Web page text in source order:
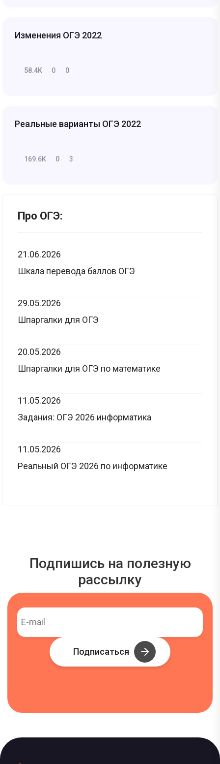
Изменения ОГЭ 2022
58.4K 0 0
Реальные варианты ОГЭ 2022
169.6K 0 3
Про ОГЭ:
21.06.2026
Шкала перевода баллов ОГЭ
29.05.2026
Шпаргалки для ОГЭ
20.05.2026
Шпаргалки для ОГЭ по математике
11.05.2026
Задания: ОГЭ 2026 информатика
11.05.2026
Реальный ОГЭ 2026 по информатике
Подпишись на полезную
рассылку
Подписаться